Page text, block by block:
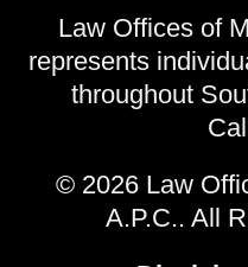
Law Offices of
represents
throughout
© 2026 Law
A.P.C.. All